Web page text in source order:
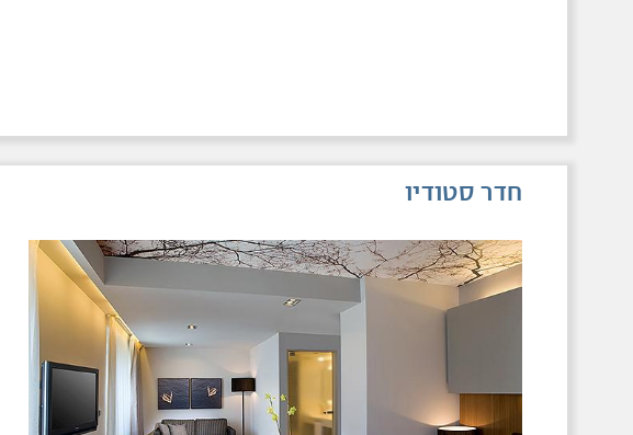
חדר סטודיו